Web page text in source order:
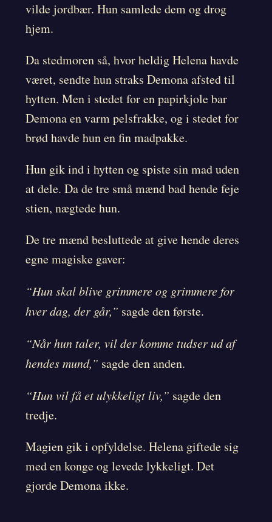
vilde jordbær. Hun samlede dem og drog
hjem.
Da stedmoren så, hvor heldig Helena havde
været, sendte hun straks Demona afsted til
hytten. Men i stedet for en papirkjole bar
Demona en varm pelsfrakke, og i stedet for
brød havde hun en fin madpakke.
Hun gik ind i hytten og spiste sin mad uden
at dele. Da de tre små mænd bad hende feje
stien, nægtede hun.
De tre mænd besluttede at give hende deres
egne magiske gaver:
“Hun skal blive grimmere og grimmere for
hver dag, der går,” sagde den første.
“Når hun taler, vil der komme tudser ud af
hendes mund,” sagde den anden.
“Hun vil få et ulykkeligt liv,” sagde den
tredje.
Magien gik i opfyldelse. Helena giftede sig
med en konge og levede lykkeligt. Det
gjorde Demona ikke.